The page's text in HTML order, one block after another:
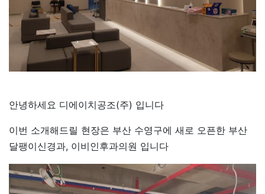
안녕하세요 디에이치공조(주) 입니다
이번 소개해드릴 현장은 부산 수영구에 새로 오픈한 부산
달팽이신경과, 이비인후과의원 입니다